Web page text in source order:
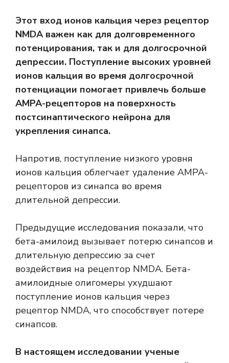
Этот вход ионов кальция через рецептор
NMDA важен как для долговременного
потенцирования, так и для долгосрочной
депрессии. Поступление высоких уровней
ионов кальция во время долгосрочной
потенциации помогает привлечь больше
АМРА-рецепторов на поверхность
постсинаптического нейрона для
укрепления синапса.
Напротив, поступление низкого уровня
ионов кальция облегчает удаление АМРА-
рецепторов из синапса во время
длительной депрессии.
Предыдущие исследования показали, что
бета-амилоид вызывает потерю синапсов и
длительную депрессию за счет
воздействия на рецептор NMDA. Бета-
амилоидные олигомеры ухудшают
поступление ионов кальция через
рецептор NMDA, что способствует потере
синапсов.
В настоящем исследовании ученые